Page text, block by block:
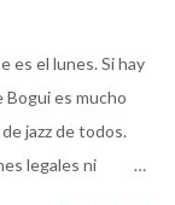
es el lunes. Si hay
Bogui es mucho
jazz de todos.
legales ni